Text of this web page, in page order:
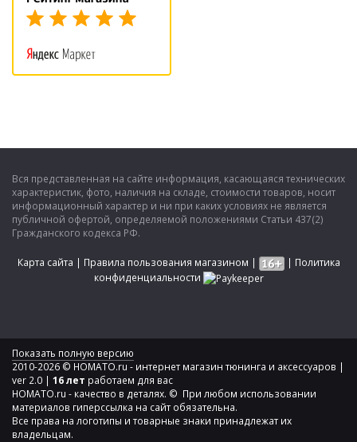
Вся представленная на сайте информация, касающаяся технических
характеристик, фото, наличия на складе, стоимости товаров, носит
информационный характер и ни при каких условиях не является
публичной офертой, определяемой положениями Статьи 437(2)
Гражданского кодекса РФ.
Карта сайта | Правила пользования магазином | | Политика
конфиденциальности
Показать полную версию
2010-2026 © HOMATO.ru - интернет магазин тюнинга и аксессуаров |
ver 2.0 | 16 лет работаем для вас
HOMATO.ru - качество в деталях. © При любом использовании
материалов гиперссылка на сайт обязательна.
Все права на логотипы и товарные знаки принадлежат их
владельцам.